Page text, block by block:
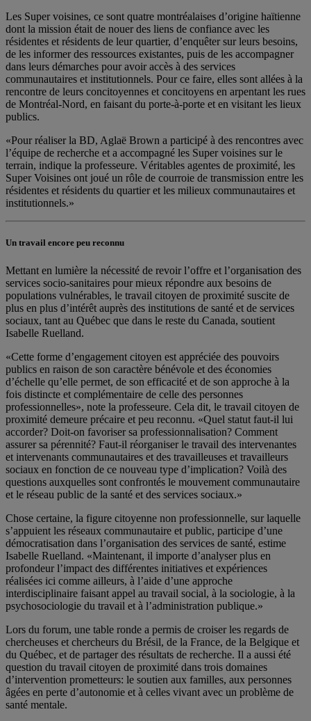
Les Super voisines, ce sont quatre montréalaises d’origine haïtienne
dont la mission était de nouer des liens de confiance avec les
résidentes et résidents de leur quartier, d’enquêter sur leurs besoins,
de les informer des ressources existantes, puis de les accompagner
dans leurs démarches pour avoir accès à des services
communautaires et institutionnels. Pour ce faire, elles sont allées à la
rencontre de leurs concitoyennes et concitoyens en arpentant les rues
de Montréal-Nord, en faisant du porte-à-porte et en visitant les lieux
publics.
«Pour réaliser la BD, Aglaë Brown a participé à des rencontres avec
l’équipe de recherche et a accompagné les Super voisines sur le
terrain, indique la professeure. Véritables agentes de proximité, les
Super Voisines ont joué un rôle de courroie de transmission entre les
résidentes et résidents du quartier et les milieux communautaires et
institutionnels.»
Un travail encore peu reconnu
Mettant en lumière la nécessité de revoir l’offre et l’organisation des
services socio-sanitaires pour mieux répondre aux besoins de
populations vulnérables, le travail citoyen de proximité suscite de
plus en plus d’intérêt auprès des institutions de santé et de services
sociaux, tant au Québec que dans le reste du Canada, soutient
Isabelle Ruelland.
«Cette forme d’engagement citoyen est appréciée des pouvoirs
publics en raison de son caractère bénévole et des économies
d’échelle qu’elle permet, de son efficacité et de son approche à la
fois distincte et complémentaire de celle des personnes
professionnelles», note la professeure. Cela dit, le travail citoyen de
proximité demeure précaire et peu reconnu. «Quel statut faut-il lui
accorder? Doit-on favoriser sa professionnalisation? Comment
assurer sa pérennité? Faut-il réorganiser le travail des intervenantes
et intervenants communautaires et des travailleuses et travailleurs
sociaux en fonction de ce nouveau type d’implication? Voilà des
questions auxquelles sont confrontés le mouvement communautaire
et le réseau public de la santé et des services sociaux.»
Chose certaine, la figure citoyenne non professionnelle, sur laquelle
s’appuient les réseaux communautaire et public, participe d’une
démocratisation dans l’organisation des services de santé, estime
Isabelle Ruelland. «Maintenant, il importe d’analyser plus en
profondeur l’impact des différentes initiatives et expériences
réalisées ici comme ailleurs, à l’aide d’une approche
interdisciplinaire faisant appel au travail social, à la sociologie, à la
psychosociologie du travail et à l’administration publique.»
Lors du forum, une table ronde a permis de croiser les regards de
chercheuses et chercheurs du Brésil, de la France, de la Belgique et
du Québec, et de partager des résultats de recherche. Il a aussi été
question du travail citoyen de proximité dans trois domaines
d’intervention prometteurs: le soutien aux familles, aux personnes
âgées en perte d’autonomie et à celles vivant avec un problème de
santé mentale.